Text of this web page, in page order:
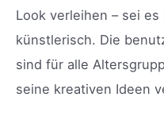
Look verleihen – sei
künstlerisch. Die
sind für alle
seine kreativen Ideen